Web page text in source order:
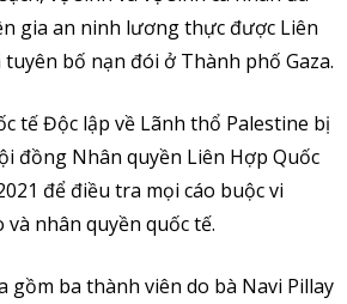
gia an ninh lương thực được Liên
bố nạn đói ở Thành phố Gaza.
tế Độc lập về Lãnh thổ Palestine bị
đồng Nhân quyền Liên Hợp Quốc
để điều tra mọi cáo buộc vi
nhân quyền quốc tế.
gồm ba thành viên do bà Navi Pillay